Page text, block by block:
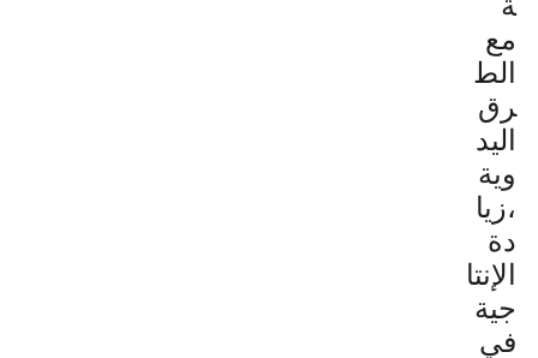
مع
الط
رق
اليد
وية
،زيا
دة
الإنتا
جية
في